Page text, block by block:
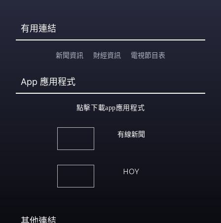
有用連結
新聞資訊 財經資訊 電視節目表
App 應用程式
點擊下載app應用程式
有線新聞
HOY
其他連結